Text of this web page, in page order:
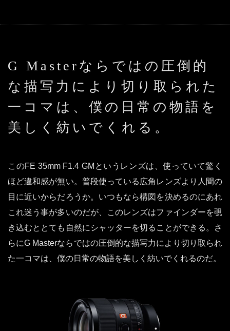
G Masterならではの圧倒的
な描写力により切り取られた
一コマは、僕の日常の物語を
美しく紡いでくれる。
このFE 35mm F1.4 GMというレンズは、使っていて驚く
ほど違和感が無い。普段使っている広角レンズより人間の
目に近いからだろうか。いつもなら構図を決めるのにあれ
これ迷う事が多いのだが、このレンズはファインダーを覗
き込むととても自然にシャッターを切ることができる。さ
らにG Masterならではの圧倒的な描写力により切り取られ
た一コマは、僕の日常の物語を美しく紡いでくれるのだ。